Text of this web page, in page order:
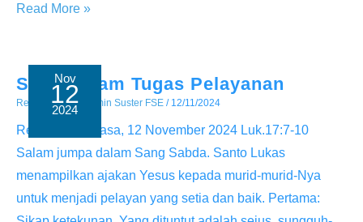
Sulit
Read More »
Nov
12
2024
Setia Dalam Tugas Pelayanan
Renungan/ By Admin Suster FSE / 12/11/2024
Renungan Selasa, 12 November 2024 Luk.17:7-10
Salam jumpa dalam Sang Sabda. Santo Lukas
menampilkan ajakan Yesus kepada murid-murid-Nya
untuk menjadi pelayan yang setia dan baik. Pertama: